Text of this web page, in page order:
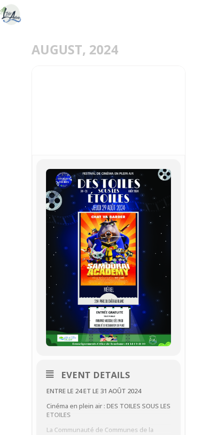
AUGUST, 2024
EVENT DETAILS
ENTRE LE 24 ET LE 31 AOÛT 2024
Cinéma en plein air : DES TOILES SOUS LES
ETOILES
La Communauté de Communes de la